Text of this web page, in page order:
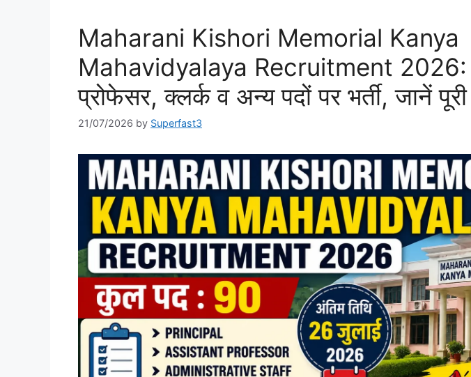
Maharani Kishori Memorial Kanya
Mahavidyalaya Recruitment 2026:
प्रोफेसर, क्लर्क व अन्य पदों पर भर्ती, जानें
21/07/2026 by Superfast3